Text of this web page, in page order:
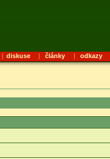
| diskuse | články | odkazy